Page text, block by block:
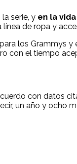
la serie, y en la
de ropa y
los Grammys y
con el tiempo
con datos
un año y ocho